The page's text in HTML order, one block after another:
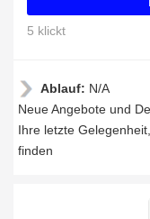
5 klickt
Ablauf: N/A
Neue Angebote und
Ihre letzte
finden